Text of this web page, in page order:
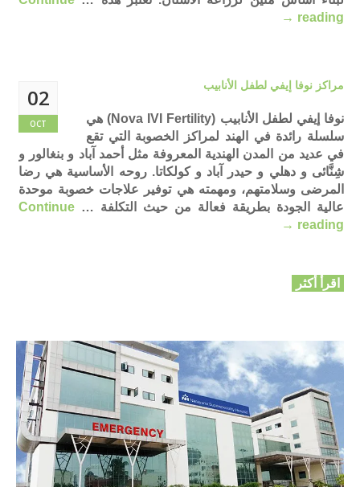
reading
→
02
OCT
مراكز نوفا إيفي لطفل الأنابيب
نوفا إيفي لطفل الأنابيب (Nova IVI Fertility) هي
سلسلة رائدة في الهند لمراكز الخصوبة التي تقع
في عديد من المدن الهندية المعروفة مثل أحمد آباد و بنغالور و
شِنَّائى و دهلي و حيدر آباد و كولكاتا. روحه الأساسية هي رضا
المرضى وسلامتهم، ومهمته هي توفير علاجات خصوبة موحدة
عالية الجودة بطريقة فعالة من حيث التكلفة … Continue
reading
→
اقرأ أكثر